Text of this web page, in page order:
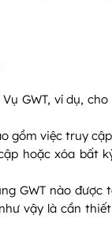
GWT, ví dụ,
gồm việc truy
hoặc xóa bất
GWT nào
vậy là cần